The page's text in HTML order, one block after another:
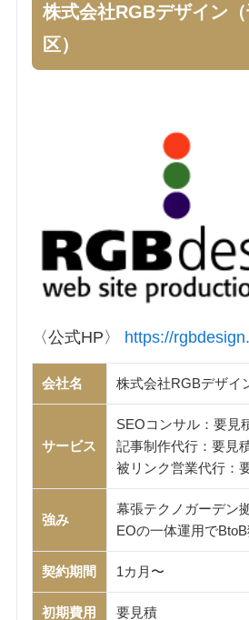
株式会社RGBデザイン
区）
〈公式HP〉 https://
会社名 株式会社RGBデザイ
サービス
SEOコンサル：要見
記事制作代行：要見
被リンク営業代行：
強み
幕張テクノガーデン
EOの一体運用でBtoB
契約期間 1カ月〜
初期費用 要見積